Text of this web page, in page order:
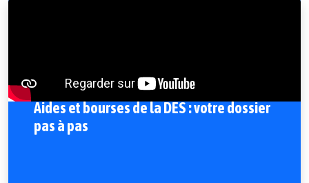
Aides et bourses de la DES : votre dossier
pas à pas